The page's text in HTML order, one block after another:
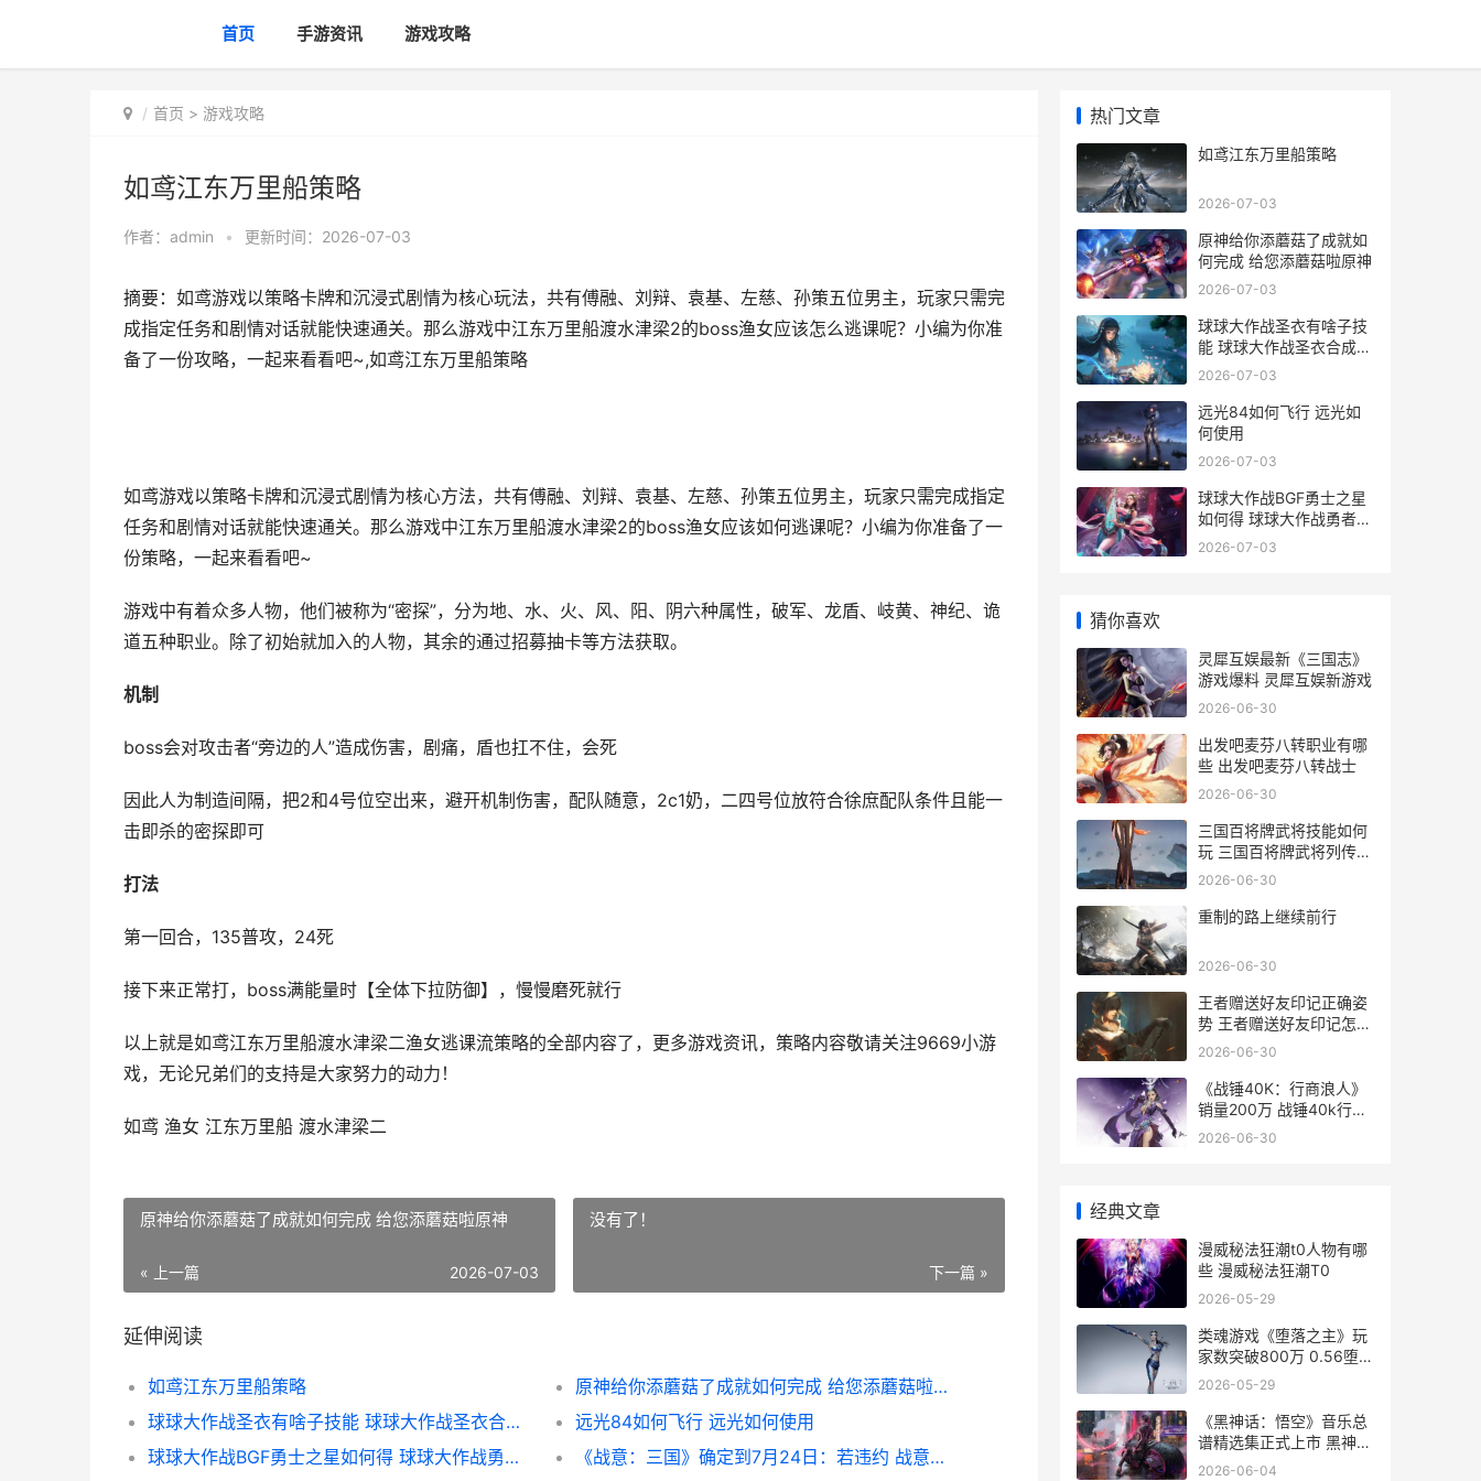
首页 手游资讯 游戏攻略
首页 > 游戏攻略
如鸢江东万里船策略
作者： admin • 更新时间：2026-07-03
摘要：如鸢游戏以策略卡牌和沉浸式剧情为核心玩法，共有傅融、刘辩、袁基、左慈、孙策五位男主，玩家只需完
成指定任务和剧情对话就能快速通关。那么游戏中江东万里船渡水津梁2的boss渔女应该怎么逃课呢？小编为你准
备了一份攻略，一起来看看吧~,如鸢江东万里船策略
如鸢游戏以策略卡牌和沉浸式剧情为核心方法，共有傅融、刘辩、袁基、左慈、孙策五位男主，玩家只需完成指定
任务和剧情对话就能快速通关。那么游戏中江东万里船渡水津梁2的boss渔女应该如何逃课呢？小编为你准备了一
份策略，一起来看看吧~
游戏中有着众多人物，他们被称为“密探”，分为地、水、火、风、阳、阴六种属性，破军、龙盾、岐黄、神纪、诡
道五种职业。除了初始就加入的人物，其余的通过招募抽卡等方法获取。
机制
boss会对攻击者“旁边的人”造成伤害，剧痛，盾也扛不住，会死
因此人为制造间隔，把2和4号位空出来，避开机制伤害，配队随意，2c1奶，二四号位放符合徐庶配队条件且能一
击即杀的密探即可
打法
第一回合，135普攻，24死
接下来正常打，boss满能量时【全体下拉防御】，慢慢磨死就行
以上就是如鸢江东万里船渡水津梁二渔女逃课流策略的全部内容了，更多游戏资讯，策略内容敬请关注9669小游
戏，无论兄弟们的支持是大家努力的动力！
如鸢 渔女 江东万里船 渡水津梁二
原神给你添蘑菇了成就如何完成 给您添蘑菇啦原神
« 上一篇 2026-07-03
没有了！
下一篇 »
延伸阅读
如鸢江东万里船策略
原神给你添蘑菇了成就如何完成 给您添蘑菇啦原神
球球大作战圣衣有啥子技能 球球大作战圣衣合成材料
远光84如何飞行 远光如何使用
球球大作战BGF勇士之星如何得 球球大作战勇者冲关赛
《战意：三国》确定到7月24日：若违约 战意三国是新游戏吗
热门文章
如鸢江东万里船策略
2026-07-03
原神给你添蘑菇了成就如
何完成 给您添蘑菇啦原神
2026-07-03
球球大作战圣衣有啥子技
能 球球大作战圣衣合成材
料
2026-07-03
远光84如何飞行 远光如
何使用
2026-07-03
球球大作战BGF勇士之星
如何得 球球大作战勇者冲
关赛
2026-07-03
猜你喜欢
灵犀互娱最新《三国志》
游戏爆料 灵犀互娱新游戏
2026-06-30
出发吧麦芬八转职业有哪
些 出发吧麦芬八转战士
2026-06-30
三国百将牌武将技能如何
玩 三国百将牌武将列传关
羽怎么玩
2026-06-30
重制的路上继续前行
2026-06-30
王者赠送好友印记正确姿
势 王者赠送好友印记怎么
弄
2026-06-30
《战锤40K：行商浪人》
销量200万 战锤40k行商
浪人怎么卖装备
2026-06-30
经典文章
漫威秘法狂潮t0人物有哪
些 漫威秘法狂潮T0
2026-05-29
类魂游戏《堕落之主》玩
家数突破800万 0.56堕落
游戏
2026-05-29
《黑神话：悟空》音乐总
谱精选集正式上市 黑神话
悟空电影完整版免费观看
2026-06-04